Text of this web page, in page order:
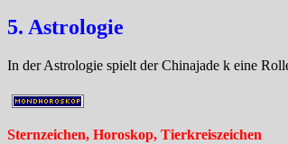
5. Astrologie
In der Astrologie spielt der Chinajade k eine
Sternzeichen, Horoskop, Tierkreiszeichen